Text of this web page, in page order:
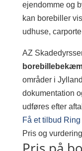
ejendomme og
kan borebiller
udhuse,
AZ
områder i
dokumentation
udføres efter
Få et tilbud
Pris og vurdering